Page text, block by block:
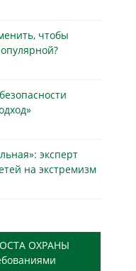
чтобы
эксперт
на экстремизм
ОХРАНЫ